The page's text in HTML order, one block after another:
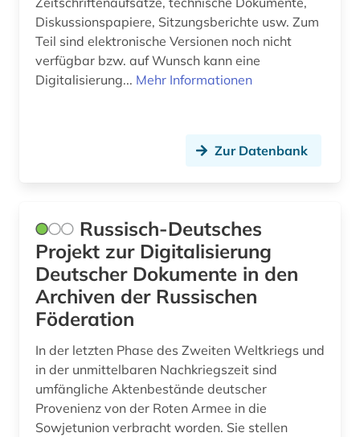
Diskussionspapiere, Sitzungsberichte usw. Zum
Teil sind elektronische Versionen noch nicht
verfügbar bzw. auf Wunsch kann eine
Digitalisierung... Mehr Informationen
Zur Datenbank
Russisch-Deutsches
Projekt zur Digitalisierung
Deutscher Dokumente in den
Archiven der Russischen
Föderation
In der letzten Phase des Zweiten Weltkriegs und
in der unmittelbaren Nachkriegszeit sind
umfängliche Aktenbestände deutscher
Provenienz von der Roten Armee in die
Sowjetunion verbracht worden. Sie stellen